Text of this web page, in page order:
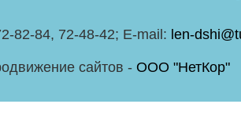
82-84, 72-48-42; E-mail: len-
сайтов - ООО "НетКор"